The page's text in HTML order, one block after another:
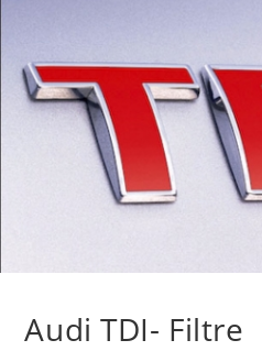
Audi TDI- Filtre